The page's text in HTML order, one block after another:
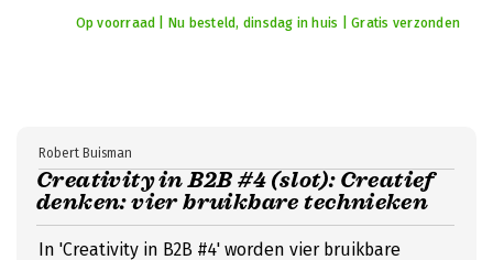
Op voorraad | Nu besteld, dinsdag in huis | Gratis verzonden
Creativity in B2B #4 (slot): Creatief
denken: vier bruikbare technieken
Robert Buisman
In 'Creativity in B2B #4' worden vier bruikbare